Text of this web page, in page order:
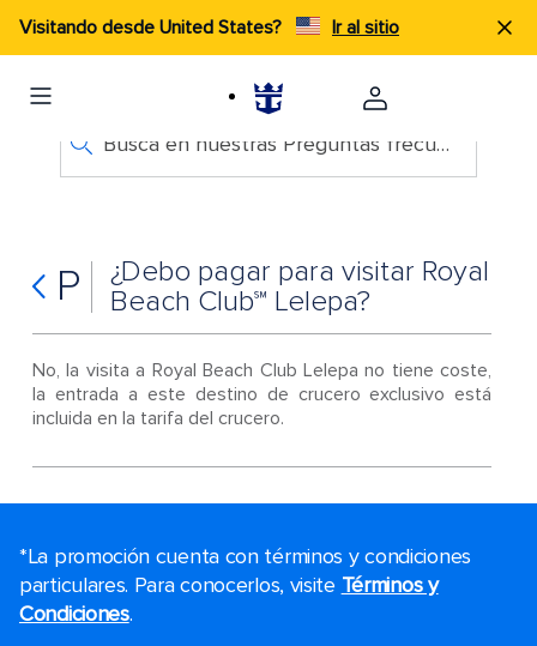
Visitando desde United States? Ir al sitio
Busca en nuestras Preguntas frecuentes
P
¿Debo pagar para visitar Royal
Beach Club℠ Lelepa?
No, la visita a Royal Beach Club Lelepa no tiene coste,
la entrada a este destino de crucero exclusivo está
incluida en la tarifa del crucero.
*La promoción cuenta con términos y condiciones
particulares. Para conocerlos, visite Términos y
Condiciones.